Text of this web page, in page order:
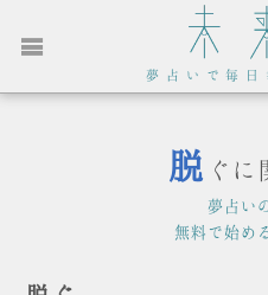
夢占いで毎日
脱 ぐ
夢占い
無料で始め